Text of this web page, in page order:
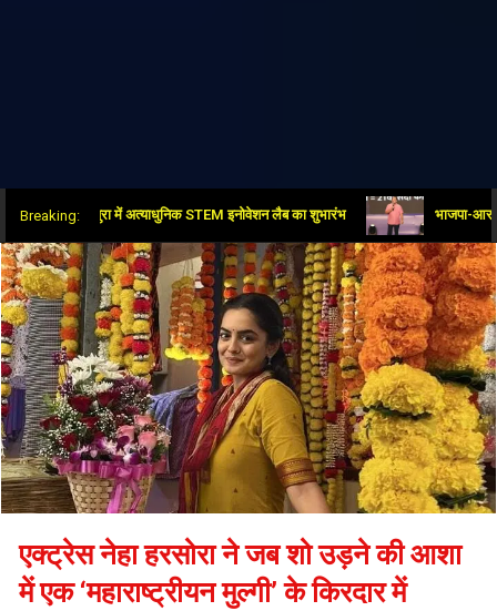
Breaking:
पीतमपुरा में अत्याधुनिक STEM इनोवेशन लैब का शुभारंभ भाजपा-आरएसएस,
एक्ट्रेस नेहा हरसोरा ने जब शो उड़ने की आशा
में एक ‘महाराष्ट्रीयन मुल्गी’ के किरदार में